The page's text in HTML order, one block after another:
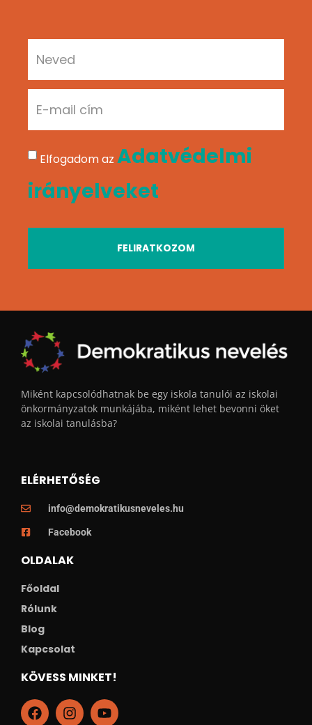
Elfogadom az Adatvédelmi
irányelveket
FELIRATKOZOM
Miként kapcsolódhatnak be egy iskola tanulói az iskolai
önkormányzatok munkájába, miként lehet bevonni öket
az iskolai tanulásba?
ELÉRHETŐSÉG
info@demokratikusneveles.hu
Facebook
OLDALAK
Főoldal
Rólunk
Blog
Kapcsolat
KÖVESS MINKET!